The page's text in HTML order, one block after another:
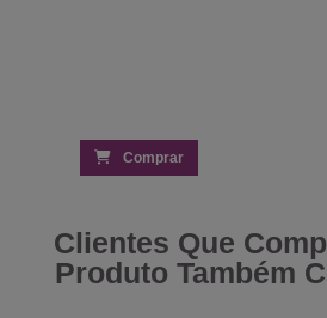
Comprar
Clientes Que
Produto Também